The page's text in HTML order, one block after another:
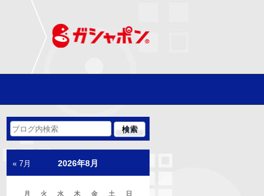
2026年8月
月 火 水 木 金 土 日
« 7月